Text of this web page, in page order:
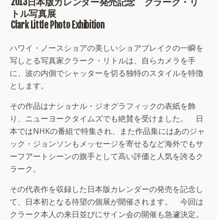
トル写真展
Clark Little Photo Exhibition
ハワイ・ノースショアの美しいショアブレイクの一瞬を
写しとる写真家クラーク・リトルは、自らカメラを手
に、波の内側でシャッターを切る独特のスタイルを特徴
とします。
その作品はナショナル・ジオグラフィックの表紙を飾
り、ニューヨークタイムズでも絶賛を受けました。 日
本ではNHKの番組で特集され、また作品集にはあのジャ
ック・ジョンソンもメッセージを寄せるなど海外でもサ
ーフアートシーンの旗手として高い評価と人気を誇るク
ラーク。
その代表作を収録した日本版カレンダーの発売を記念し
て、日本初となる待望の個展が開催されます。 今回は
クラーク本人の来日並びにサイン会の開催も急遽決定。